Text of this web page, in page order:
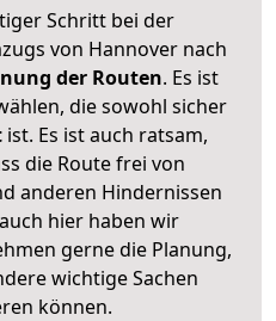
Schritt bei der
von Hannover nach
der Routen. Es ist
die sowohl sicher
ist. Es ist auch ratsam,
die Route frei von
anderen Hindernissen
hier haben wir
gerne die Planung,
wichtige Sachen
können.